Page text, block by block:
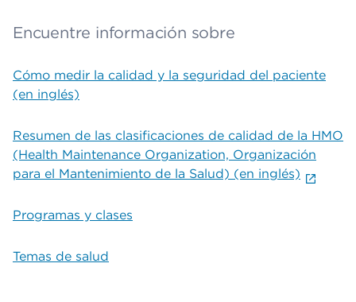
Encuentre información sobre
Cómo medir la calidad y la seguridad del paciente
(en inglés)
Resumen de las clasificaciones de calidad de la HMO
(Health Maintenance Organization, Organización
para el Mantenimiento de la Salud) (en inglés)
Programas y clases
Temas de salud